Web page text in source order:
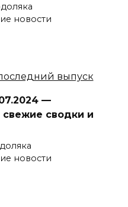
новости
—
сводки и
новости